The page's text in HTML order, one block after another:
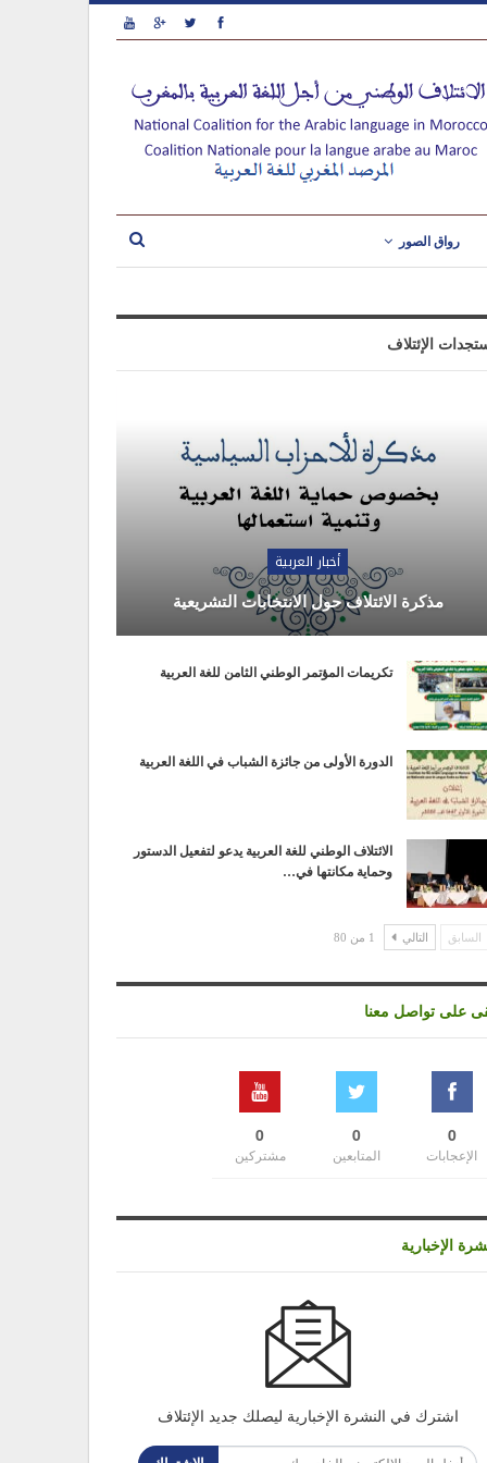
رواق الصور
الإئتلاف
أخبار العربية
مذكرة الائتلاف حول الانتخابات التشريعية
تكريمات المؤتمر الوطني الثامن للغة العربية
الدورة الأولى من جائزة الشباب في اللغة العربية
الائتلاف الوطني للغة العربية يدعو لتفعيل الدستور
وحماية مكانتها في…
السابق التالي 1 من 80
على تواصل معنا
0
الإعجابات
0
المتابعين
0
مشتركين
الإخبارية
اشترك في النشرة الإخبارية ليصلك جديد الإئتلاف